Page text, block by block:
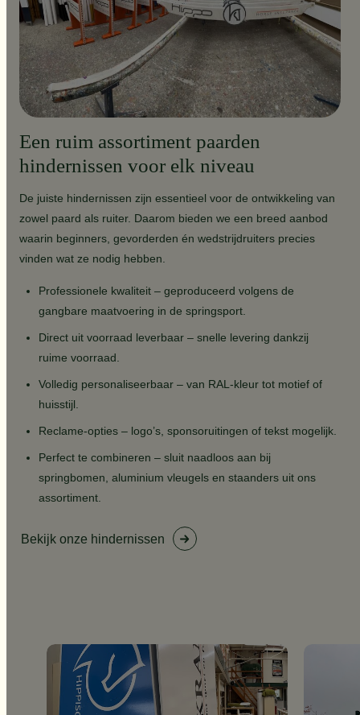
Een ruim assortiment paarden
hindernissen voor elk niveau
De juiste hindernissen zijn essentieel voor de ontwikkeling van
zowel paard als ruiter. Daarom bieden we een breed aanbod
waarin beginners, gevorderden én wedstrijdruiters precies
vinden wat ze nodig hebben.
Professionele kwaliteit – geproduceerd volgens de
gangbare maatvoering in de springsport.
Direct uit voorraad leverbaar – snelle levering dankzij
ruime voorraad.
Volledig personaliseerbaar – van RAL-kleur tot motief of
huisstijl.
Reclame-opties – logo’s, sponsoruitingen of tekst mogelijk.
Perfect te combineren – sluit naadloos aan bij
springbomen, aluminium vleugels en staanders uit ons
assortiment.
Bekijk onze hindernissen